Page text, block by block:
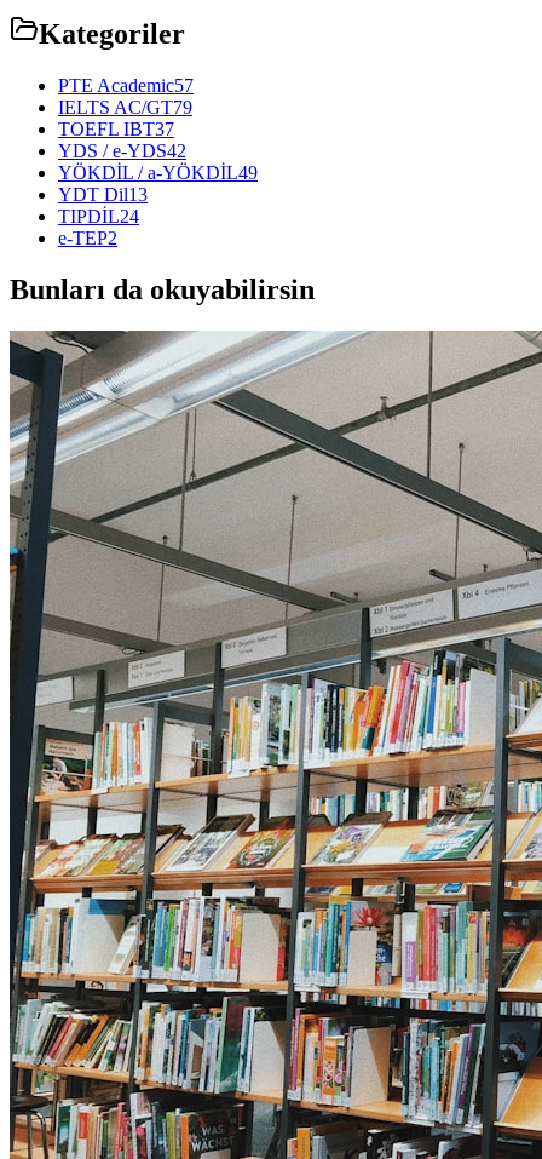
Kategoriler
PTE Academic57
IELTS AC/GT79
TOEFL IBT37
YDS / e-YDS42
YÖKDİL / a-YÖKDİL49
YDT Dil13
TIPDİL24
e-TEP2
Bunları da okuyabilirsin